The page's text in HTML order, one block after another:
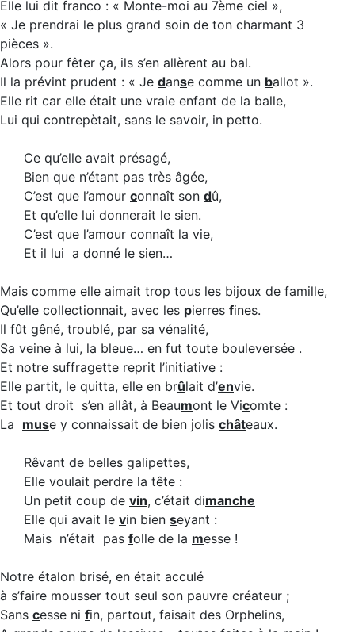
Elle lui dit franco : « Monte-moi au 7ème ciel »,
« Je prendrai le plus grand soin de ton charmant 3
pièces ».
Alors pour fêter ça, ils s’en allèrent au bal.
Il la prévint prudent : « Je danse comme un ballot ».
Elle rit car elle était une vraie enfant de la balle,
Lui qui contrepètait, sans le savoir, in petto.
Ce qu’elle avait présagé,
Bien que n’étant pas très âgée,
C’est que l’amour connaît son dû,
Et qu’elle lui donnerait le sien.
C’est que l’amour connaît la vie,
Et il lui a donné le sien…
Mais comme elle aimait trop tous les bijoux de famille,
Qu’elle collectionnait, avec les pierres fines.
Il fût gêné, troublé, par sa vénalité,
Sa veine à lui, la bleue… en fut toute bouleversée .
Et notre suffragette reprit l’initiative :
Elle partit, le quitta, elle en brûlait d’envie.
Et tout droit s’en allât, à Beaumont le Vicomte :
La muse y connaissait de bien jolis châteaux.
Rêvant de belles galipettes,
Elle voulait perdre la tête :
Un petit coup de vin, c’était dimanche
Elle qui avait le vin bien seyant :
Mais n’était pas folle de la messe !
Notre étalon brisé, en était acculé
à s’faire mousser tout seul son pauvre créateur ;
Sans cesse ni fin, partout, faisait des Orphelins,